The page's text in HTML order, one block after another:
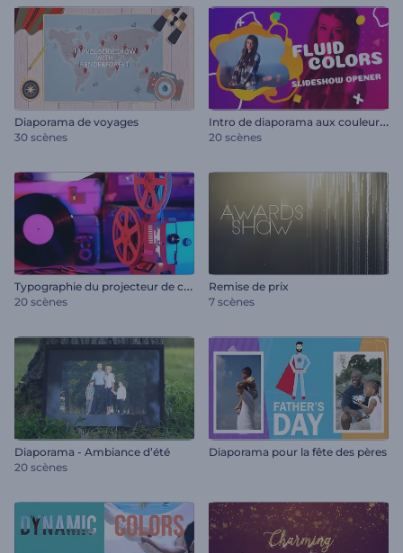
Diaporama de voyages
30 scènes
I
ntro de diaporama aux couleurs fluides
20 scènes
T
ypographie du projecteur de cinéma ancien
20 scènes
Remise de prix
7 scènes
Diaporama - Ambiance d’été
20 scènes
Diaporama pour la fête des pères